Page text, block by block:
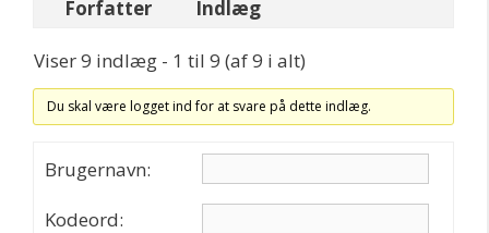
Forfatter
Indlæg
Viser 9 indlæg - 1 til 9 (af 9 i alt)
Du skal være logget ind for at svare på dette indlæg.
Brugernavn:
Kodeord: